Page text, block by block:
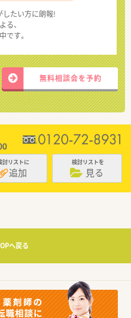
したい方に朗報!
、
です。
無料相談会を予約
討リストに
追加
検討リストを
見る
へ戻る